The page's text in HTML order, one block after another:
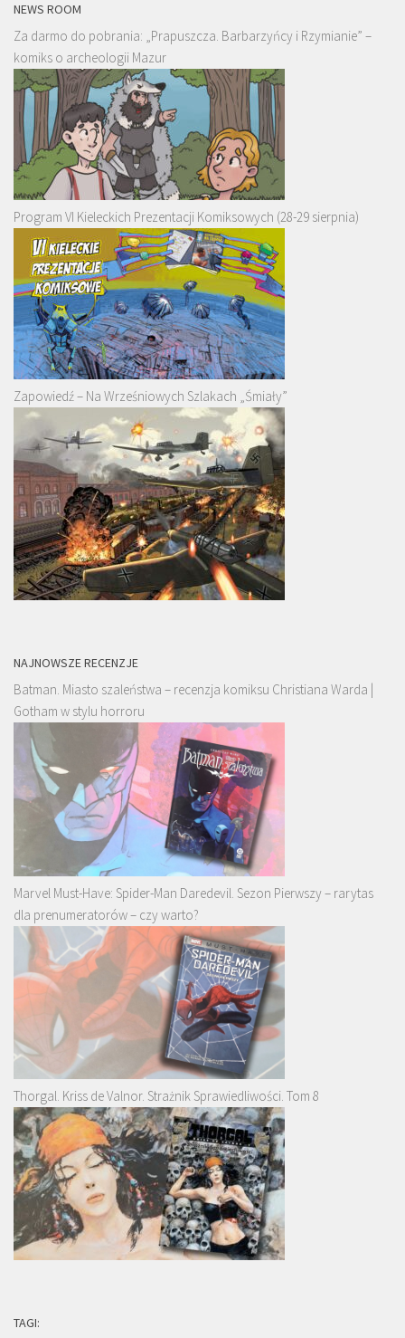
NEWS ROOM
Za darmo do pobrania: „Prapuszcza. Barbarzyńcy i Rzymianie” –
komiks o archeologii Mazur
Program VI Kieleckich Prezentacji Komiksowych (28-29 sierpnia)
Zapowiedź – Na Wrześniowych Szlakach „Śmiały”
NAJNOWSZE RECENZJE
Batman. Miasto szaleństwa – recenzja komiksu Christiana Warda |
Gotham w stylu horroru
Marvel Must-Have: Spider-Man Daredevil. Sezon Pierwszy – rarytas
dla prenumeratorów – czy warto?
Thorgal. Kriss de Valnor. Strażnik Sprawiedliwości. Tom 8
TAGI: